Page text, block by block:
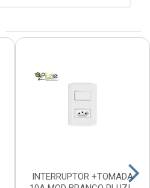
INTERRUPTOR +TOMADA